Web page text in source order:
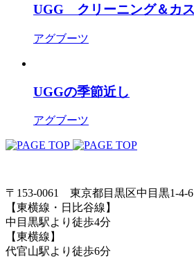
UGG クリーニング＆カ
アグブーツ
UGGの季節近し
アグブーツ
〒153-0061 東京都目黒区中目黒1-4-6
【東横線・日比谷線】
中目黒駅より徒歩4分
【東横線】
代官山駅より徒歩6分